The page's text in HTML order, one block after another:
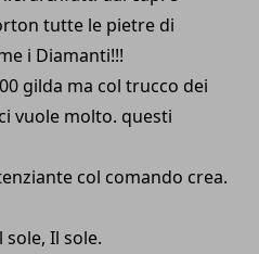
tutte le pietre di
i Diamanti!!!
gilda ma col trucco dei
vuole molto. questi
col comando crea.
sole, Il sole.